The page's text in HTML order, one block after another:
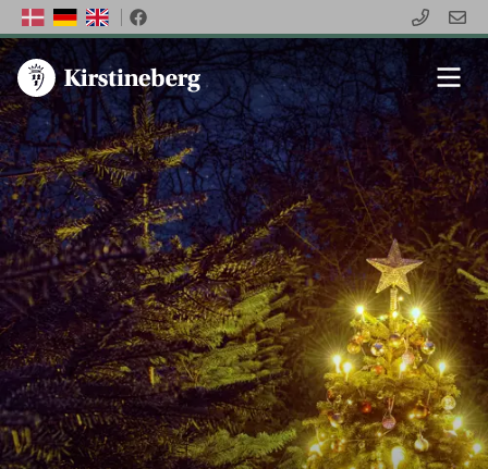
Facebook
dansktysk engelsk